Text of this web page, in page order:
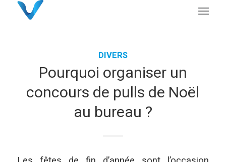
DIVERS
Pourquoi organiser un
concours de pulls de Noël
au bureau ?